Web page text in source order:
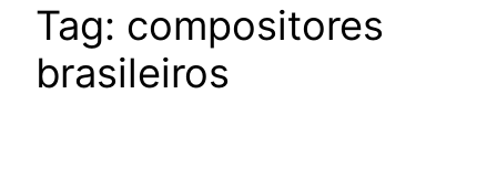
Tag: compositores
brasileiros